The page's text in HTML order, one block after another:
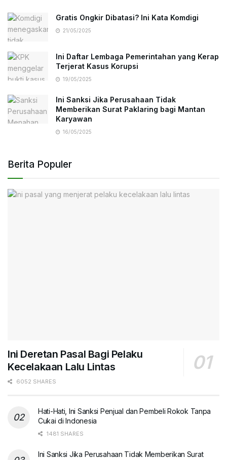
Gratis Ongkir Dibatasi? Ini Kata Komdigi
21/05/2025
Ini Daftar Lembaga Pemerintahan yang Kerap
Terjerat Kasus Korupsi
19/05/2025
Ini Sanksi Jika Perusahaan Tidak
Memberikan Surat Paklaring bagi Mantan
Karyawan
16/05/2025
Berita Populer
Ini Deretan Pasal Bagi Pelaku
Kecelakaan Lalu Lintas
6052 SHARES
Hati-Hati, Ini Sanksi Penjual dan Pembeli Rokok Tanpa
Cukai di Indonesia
1481 SHARES
Ini Sanksi Jika Perusahaan Tidak Memberikan Surat